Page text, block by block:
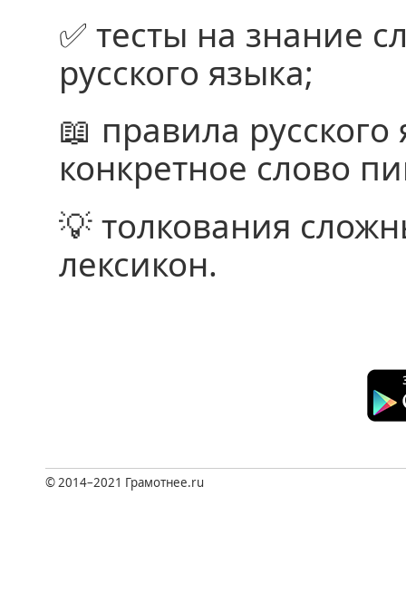
✅ тесты на знание
русского языка;
📖 правила
конкретное слово
💡 толкования
лексикон.
© 2014–2021 Грамотнее.ru